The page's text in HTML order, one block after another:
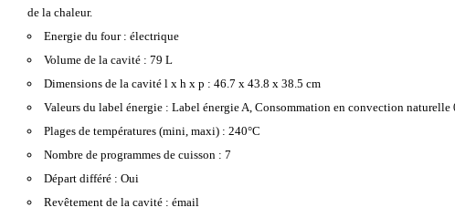
de la chaleur.
Energie du four : électrique
Volume de la cavité : 79 L
Dimensions de la cavité l x h x p : 46.7 x 43.8 x 38.5 cm
Valeurs du label énergie : Label énergie A, Consommation en convection
Plages de températures (mini, maxi) : 240°C
Nombre de programmes de cuisson : 7
Départ différé : Oui
Revêtement de la cavité : émail